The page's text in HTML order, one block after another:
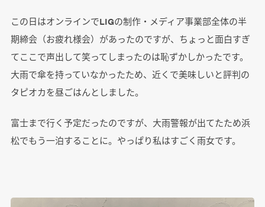
この日はオンラインでLIGの制作・メディア事業部全体の半
期締会（お疲れ様会）があったのですが、ちょっと面白すぎ
てここで声出して笑ってしまったのは恥ずかしかったです。
大雨で傘を持っていなかったため、近くで美味しいと評判の
タピオカを昼ごはんとしました。
富士まで行く予定だったのですが、大雨警報が出てたため浜
松でもう一泊することに。やっぱり私はすごく雨女です。